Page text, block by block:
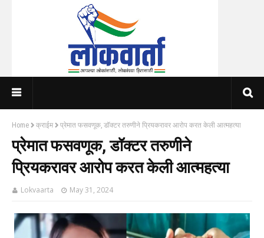
Home क्राईम प्रेमात फसवणूक, डॉक्टर तरुणीने प्रियकरावर आरोप करत केली आत्महत्या
प्रेमात फसवणूक, डॉक्टर तरुणीने
प्रियकरावर आरोप करत केली आत्महत्या
Lokvaarta May 31, 2024